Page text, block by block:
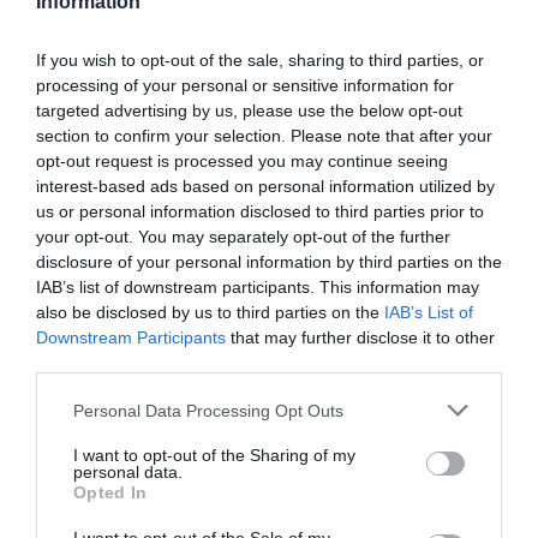
If you wish to opt-out of the sale, sharing to third parties, or
processing of your personal or sensitive information for
targeted advertising by us, please use the below opt-out
section to confirm your selection. Please note that after your
opt-out request is processed you may continue seeing
interest-based ads based on personal information utilized by
us or personal information disclosed to third parties prior to
your opt-out. You may separately opt-out of the further
disclosure of your personal information by third parties on the
IAB’s list of downstream participants. This information may
also be disclosed by us to third parties on the IAB’s List of
Downstream Participants that may further disclose it to other
Personal Data Processing Opt Outs
I want to opt-out of the Sharing of my
personal data.
Opted In
otro fenómeno: la pérdida continuada de
superficie de plantación de avellano.
En Catalunya, donde se
concentraba el 95% de la
producción del Estado, la
superficie dedicada al
avellano cayó a menos de la
mitad en 30 años; en 1986
había 33.000 hectáreas;
en 2016, un total de 10.000